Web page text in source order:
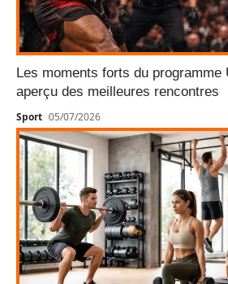
Les moments forts du programme
aperçu des meilleures rencontres
Sport 05/07/2026